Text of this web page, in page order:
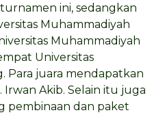
ini, sedangkan
Muhammadiyah
Muhammadiyah
Universitas
Para juara mendapatkan
Irwan Akib. Selain itu juga
pembinaan dan paket